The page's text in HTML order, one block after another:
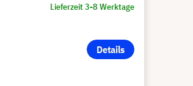
Lieferzeit 3-8 Werktage
Details